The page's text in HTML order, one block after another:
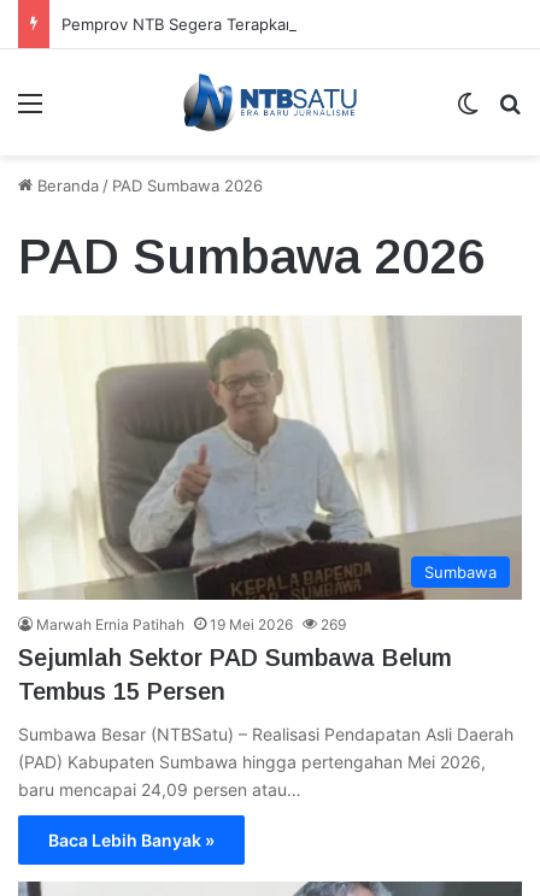
Menu
Beranda / PAD Sumbawa 2026
PAD Sumbawa 2026
Sumbawa
Marwah Ernia Patihah 19 Mei 2026 269
Sejumlah Sektor PAD Sumbawa Belum
Tembus 15 Persen
Sumbawa Besar (NTBSatu) – Realisasi Pendapatan Asli Daerah
(PAD) Kabupaten Sumbawa hingga pertengahan Mei 2026,
baru mencapai 24,09 persen atau…
Baca Lebih Banyak »